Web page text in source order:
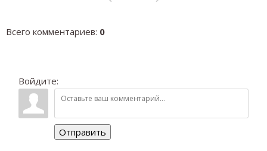
Всего комментариев: 0
Войдите:
Отправить